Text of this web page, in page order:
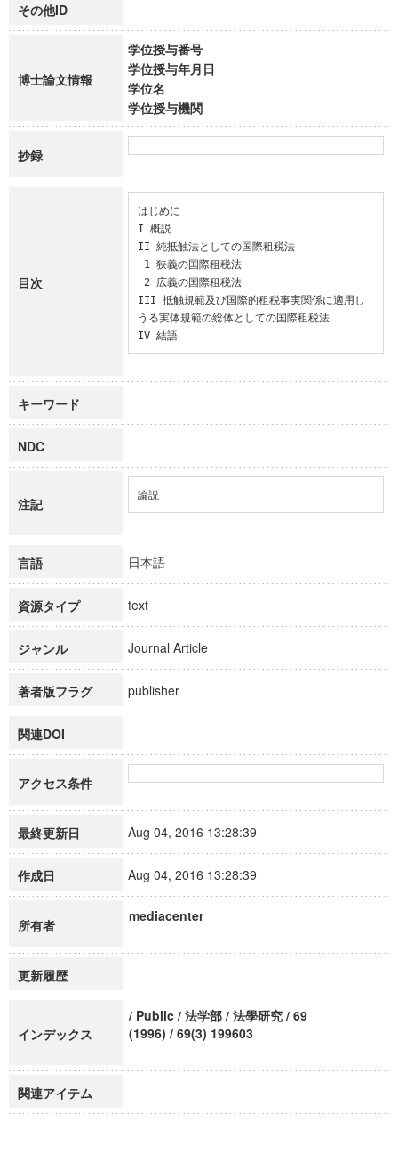
その他ID
博士論文情報
学位授与番号
学位授与年月日
学位名
学位授与機関
抄録
目次
はじめに
I 概説
II 純抵触法としての国際租税法
III 抵触規範及び国際的租税事実関係に適用し
うる実体規範の総体としての国際租税法
IV 結語
キーワード
NDC
注記
論説
言語 日本語
資源タイプ text
ジャンル Journal Article
著者版フラグ publisher
関連DOI
アクセス条件
最終更新日 Aug 04, 2016 13:28:39
作成日 Aug 04, 2016 13:28:39
所有者
mediacenter
更新履歴
インデックス
/ Public / 法学部 / 法學研究 / 69
(1996) / 69(3) 199603
関連アイテム